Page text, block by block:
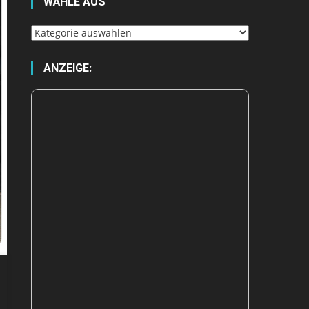
Wähle
ANZEIGE: